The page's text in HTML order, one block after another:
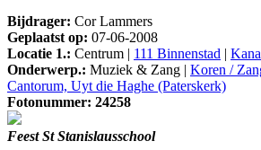
Bijdrager: Cor Lammers
Geplaatst op: 07-06-2008
Locatie 1.: Centrum | 111 Binnenstad |
Onderwerp.: Muziek & Zang | Koren /
Cantorum, Uyt die Haghe (Paterskerk)
Fotonummer: 24258
Feest St Stanislausschool